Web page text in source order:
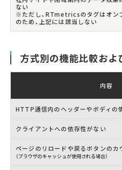
ない
※ただし、RTmetricsのタグはオン
のため、上記には該当しない
方式別の機能比較およ
内容
HTTP通信内のヘッダーやボディの
クライアントへの依存性がない
ページのリロードや戻るボタンのカ
（ブラウザのキャッシュが使用される場合）